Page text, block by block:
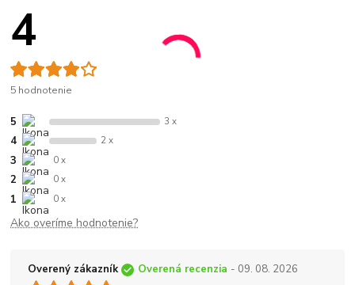
4
5 hodnotenie
5 3 x
4 2 x
3 0 x
2 0 x
1 0 x
Ako overíme hodnotenie?
Overený zákazník Overená recenzia - 09. 08. 2026